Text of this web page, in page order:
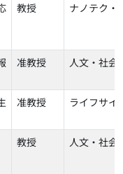
教授 ナノテク・
准教授 人文・社会
准教授 ライフサイ
教授 人文・社会